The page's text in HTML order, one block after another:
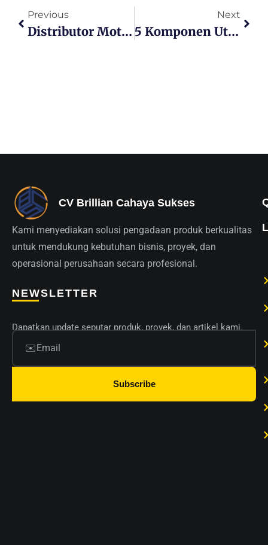
Previous
Distributor Motor Grader Resmi Pengadaan 2026
Next
5 Komponen Utama Motor Grader Yang Wajib Kamu Ketahui
CV Brillian Cahaya Sukses
Kami menyediakan solusi pengadaan produk berkualitas
untuk mendukung kebutuhan bisnis, proyek, dan
operasional perusahaan secara profesional.
NEWSLETTER
Dapatkan update seputar produk, proyek, dan artikel kami.
Subscribe